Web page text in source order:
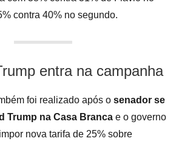
contra 40% no segundo.
entra na campanha
foi realizado após o senador se
Trump na Casa Branca e o governo
nova tarifa de 25% sobre